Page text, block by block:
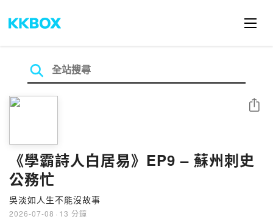
《學霸詩人白居易》EP9 – 蘇州刺史
公務忙
吳淡如人生不能沒故事
2026-07-08 · 13 分鐘
分享